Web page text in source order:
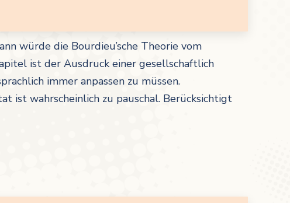
würde die Bourdieu’sche Theorie vom
ist der Ausdruck einer gesellschaftlich
immer anpassen zu müssen.
ist wahrscheinlich zu pauschal. Berücksichtigt